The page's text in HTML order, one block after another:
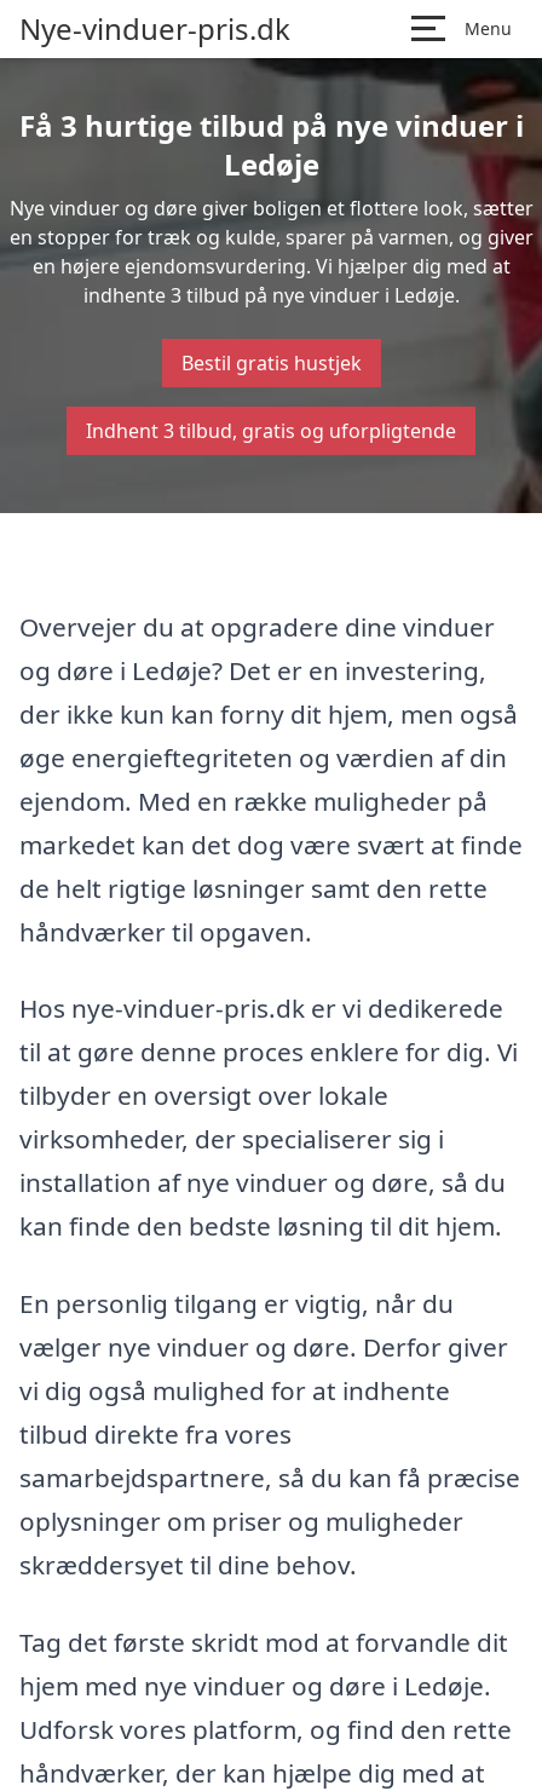
Nye-vinduer-pris.dk Menu
Få 3 hurtige tilbud på nye vinduer i
Ledøje
Nye vinduer og døre giver boligen et flottere look, sætter
en stopper for træk og kulde, sparer på varmen, og giver
en højere ejendomsvurdering. Vi hjælper dig med at
indhente 3 tilbud på nye vinduer i Ledøje.
Bestil gratis hustjek
Indhent 3 tilbud, gratis og uforpligtende
Overvejer du at opgradere dine vinduer
og døre i Ledøje? Det er en investering,
der ikke kun kan forny dit hjem, men også
øge energieftegriteten og værdien af din
ejendom. Med en række muligheder på
markedet kan det dog være svært at finde
de helt rigtige løsninger samt den rette
håndværker til opgaven.
Hos nye-vinduer-pris.dk er vi dedikerede
til at gøre denne proces enklere for dig. Vi
tilbyder en oversigt over lokale
virksomheder, der specialiserer sig i
installation af nye vinduer og døre, så du
kan finde den bedste løsning til dit hjem.
En personlig tilgang er vigtig, når du
vælger nye vinduer og døre. Derfor giver
vi dig også mulighed for at indhente
tilbud direkte fra vores
samarbejdspartnere, så du kan få præcise
oplysninger om priser og muligheder
skræddersyet til dine behov.
Tag det første skridt mod at forvandle dit
hjem med nye vinduer og døre i Ledøje.
Udforsk vores platform, og find den rette
håndværker, der kan hjælpe dig med at